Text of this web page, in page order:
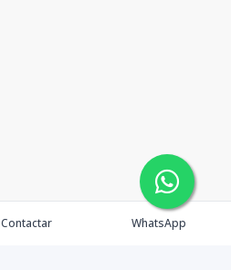
Contactar WhatsApp